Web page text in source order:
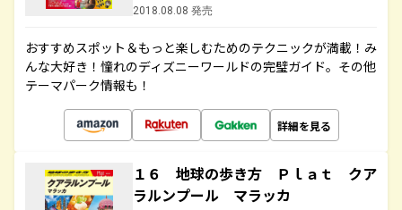
2018.08.08 発売
おすすめスポット＆もっと楽しむためのテクニックが満載！み
んな大好き！憧れのディズニーワールドの完璧ガイド。その他
テーマパーク情報も！
詳細を見る
１６ 地球の歩き方 Ｐｌａｔ クア
ラルンプール マラッカ